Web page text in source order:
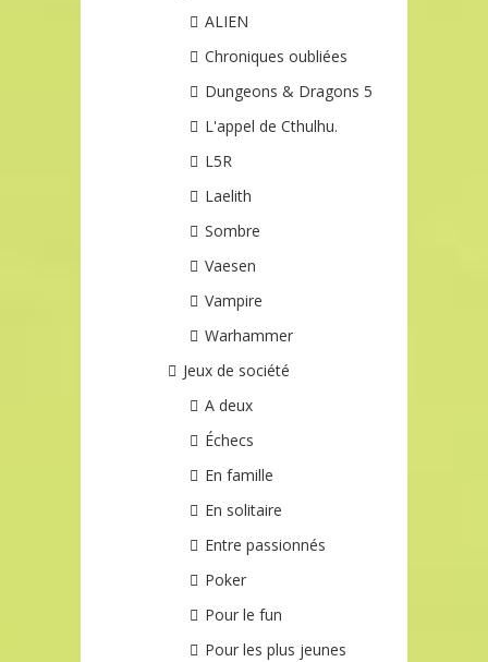
ALIEN
Chroniques oubliées
Dungeons & Dragons 5
L'appel de Cthulhu.
L5R
Laelith
Sombre
Vaesen
Vampire
Warhammer
Jeux de société
A deux
Échecs
En famille
En solitaire
Entre passionnés
Poker
Pour le fun
Pour les plus jeunes